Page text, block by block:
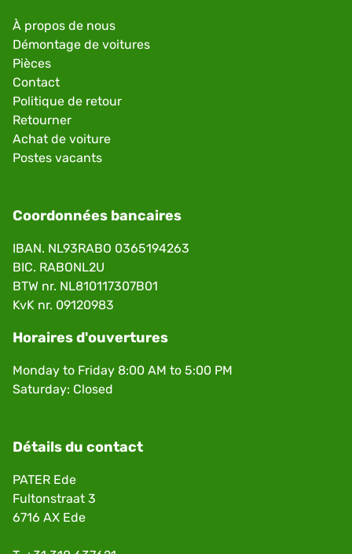
À propos de nous
Démontage de voitures
Pièces
Contact
Politique de retour
Retourner
Achat de voiture
Postes vacants
Coordonnées bancaires
IBAN. NL93RABO 0365194263
BIC. RABONL2U
BTW nr. NL810117307B01
KvK nr. 09120983
Horaires d'ouvertures
Monday to Friday 8:00 AM to 5:00 PM
Saturday: Closed
Détails du contact
PATER Ede
Fultonstraat 3
6716 AX Ede